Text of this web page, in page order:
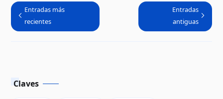
bits
Entradas más
recientes
Entradas
antiguas
Claves